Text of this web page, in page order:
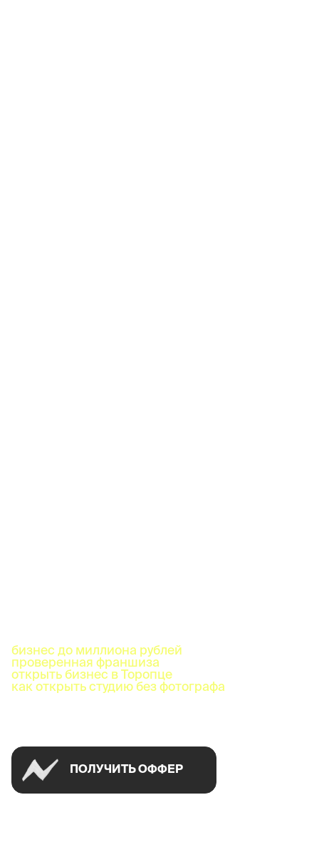
бизнес до миллиона рублей
проверенная франшиза
открыть бизнес в Торопце
как открыть студию без фотографа
ПОЛУЧИТЬ ОФФЕР